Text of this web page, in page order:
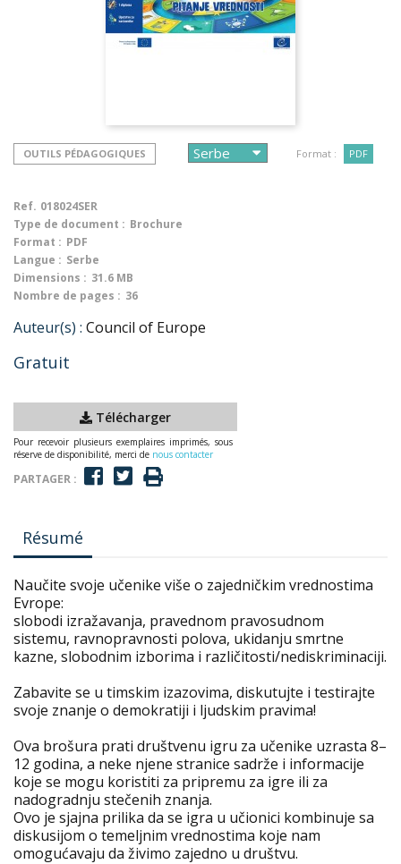
OUTILS PÉDAGOGIQUES Format : PDF
Ref. 018024SER
Type de document : Brochure
Format : PDF
Langue : Serbe
Dimensions : 31.6 MB
Nombre de pages : 36
Auteur(s) : Council of Europe
Gratuit
Télécharger
Pour recevoir plusieurs exemplaires imprimés, sous
réserve de disponibilité, merci de nous contacter
PARTAGER :
Résumé
Naučite svoje učenike više o zajedničkim vrednostima
Evrope:
slobodi izražavanja, pravednom pravosudnom
sistemu, ravnopravnosti polova, ukidanju smrtne
kazne, slobodnim izborima i različitosti/nediskriminaciji.
Zabavite se u timskim izazovima, diskutujte i testirajte
svoje znanje o demokratiji i ljudskim pravima!
Ova brošura prati društvenu igru za učenike uzrasta 8–
12 godina, a neke njene stranice sadrže i informacije
koje se mogu koristiti za pripremu za igre ili za
nadogradnju stečenih znanja.
Ovo je sjajna prilika da se igra u učionici kombinuje sa
diskusijom o temeljnim vrednostima koje nam
omogućavaju da živimo zajedno u društvu.